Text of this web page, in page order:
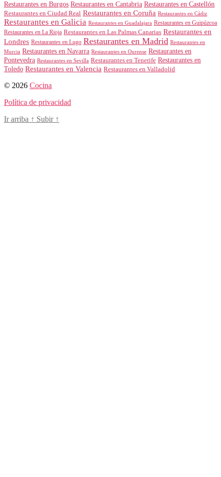
Restaurantes en Burgos Restaurantes en Cantabria Restaurantes en Castellón
Restaurantes en Ciudad Real Restaurantes en Coruña Restaurantes en Cádiz
Restaurantes en Galicia Restaurantes en Guadalajara Restaurantes en Guipúzcoa
Restaurantes en La Rioja Restaurantes en Las Palmas Canarias Restaurantes en
Londres Restaurantes en Lugo Restaurantes en Madrid Restaurantes en
Murcia Restaurantes en Navarra Restaurantes en Ourense Restaurantes en
Pontevedra Restaurantes en Sevilla Restaurantes en Tenerife Restaurantes en
Toledo Restaurantes en Valencia Restaurantes en Valladolid
© 2026 Cocina
Política de privacidad
Ir arriba ↑ Subir ↑